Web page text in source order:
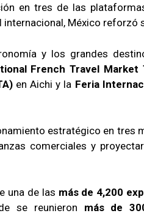
en tres de las
México reforzó
y los grandes
French Travel Market
en Aichi y la Feria
estratégico en tres
comerciales y
una de las más de 4,200
se reunieron más de